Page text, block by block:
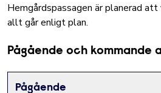
Hemgårdspassagen är planerad
allt går enligt plan.
Pågående och kommande
Pågående